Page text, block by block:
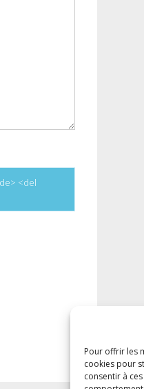
Pour offrir les
cookies pour
consentir à
<del